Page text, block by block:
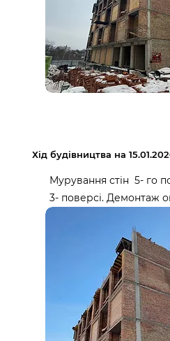
Хід будівництва на
Мурування стін 5- го
3- поверсі. Демонтаж